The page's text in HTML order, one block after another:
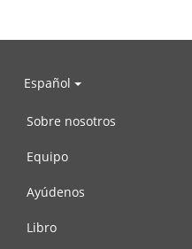
Español
Sobre nosotros
Equipo
Ayúdenos
Libro